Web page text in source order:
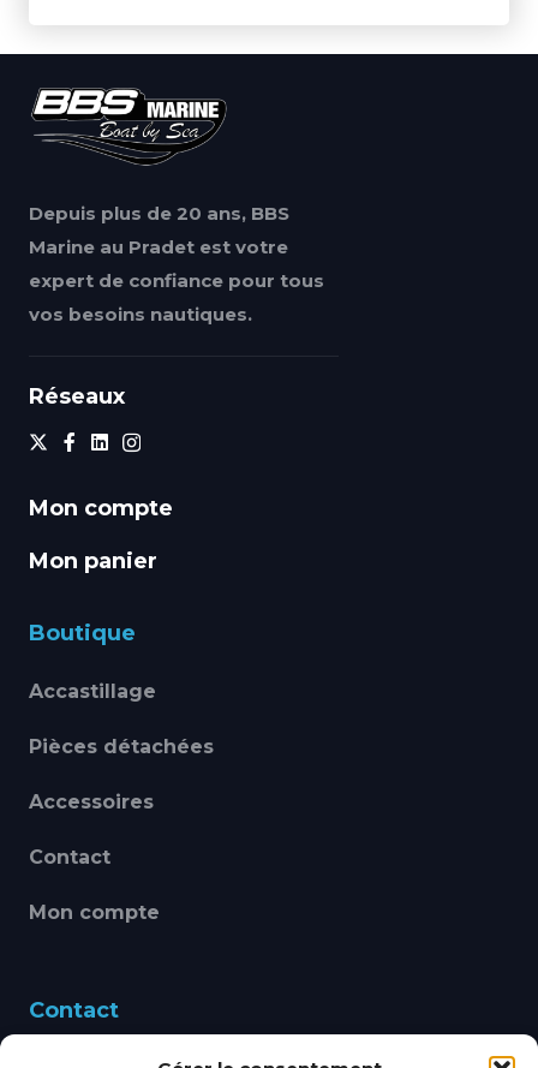
Depuis plus de 20 ans, BBS
Marine au Pradet est votre
expert de confiance pour tous
vos besoins nautiques.
Réseaux
Mon compte
Mon panier
Boutique
Accastillage
Pièces détachées
Accessoires
Contact
Mon compte
Contact